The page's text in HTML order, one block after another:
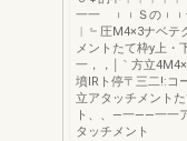
一一 ︲︲Ｓの
︱﹄圧M4×3ナベ
メントたて枠y上・
一，，￨｀方立
墳IRト停〒三二!:コ
立アタッチメント
ト、、―一――一一
タッチメント